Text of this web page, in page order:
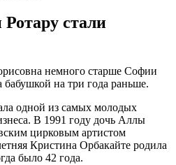
стали
немного старше Софии
на три года раньше.
одной из самых молодых
В 1991 году дочь Аллы
цирковым артистом
Кристина Орбакайте родила
было 42 года.